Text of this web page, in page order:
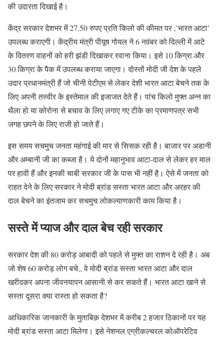
की उदारता दिखाई है।
केंद्र सरकार देशभर में 27.50 रुपए प्रति किलो की कीमत पर ,’भारत आटा’
उपलब्ध कराएगी। केंद्रीय मंत्री पीयूष गोयल ने 6 नवंबर को दिल्ली में आटे
के वितरण वाहनों को हरी झंडी दिखाकर रवाना किया। इसे 10 किग्रा और
30 किग्रा के पैक में उपलब्ध कराया जाएगा। दोस्तों मोदी जी देश के पहले
उदार प्रधानमंत्री हैं जो चीनी पेटीएम से लेकर देशी भारत आटा बेचने तक के
लिए अपनी तस्वीर के इस्तेमाल की इजाजत देते हैं। पांच किलो मुफ्त अन्न का
थैला हो या कोरोना से बचाव के लिए लगाए गए टीके का प्रमाणपत्र सभी
जगह छपने के लिए राजी हो जाते हैं।
इस समय सचमुच जनता महंगाई की मार से सिसक रही है। बाजार पर अडानी
और अम्बानी जी का कब्जा है। ये दोनों महानुभाव आटा-दाल से लेकर हर माल
पर हावी हैं और इनकी चाबी सरकार जी के पास भी नहीं है। ऐसे में जनता को
राहत देने के लिए सरकार ने मोदी ब्रांड सस्ता भारत आटा और अरहर की
दाल बेचने का इंतजाम कर सचमुच लोकल्याणकारी काम किया है।
सस्ते में प्याज और दाल बेच रही सरकार
सरकार देश की 80 करोड़ आबादी को पहले से मुफ्त का राशन दे रही है। अब
जो शेष 60 करोड़ लोग बचे,, वे मोदी ब्रांड सस्ता भारत आटा और दाल
खरीदकर अपना जीवनयापन आसानी से कर सकते हैं। भारत आटा खाने से
सस्ता दूसरा क्या रास्ता हो सकता है?
आधिकारिक जानकारी के मुताबिक़ देशभर में करीब 2 हजार ठिकानों पर यह
मोदी ब्रांड सस्ता आटा मिलेगा। इसे नेशनल एग्रीकल्चरल कोऑपरेटिव